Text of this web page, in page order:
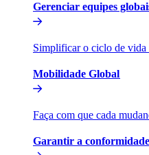
Gerenciar equipes
Simplificar o ciclo de vida
Mobilidade Global​​
Faça com que cada
Garantir a conformidade​​